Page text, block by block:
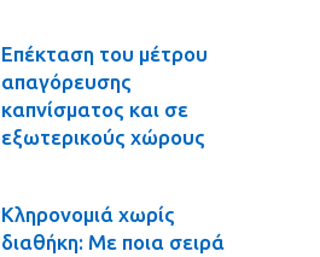
Επέκταση του μέτρου
απαγόρευσης
καπνίσματος και σε
εξωτερικούς χώρους
Κληρονομιά χωρίς
διαθήκη: Με ποια σειρά